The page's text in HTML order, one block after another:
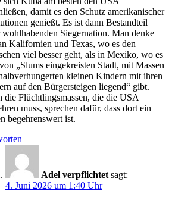
damit es den Schutz amerikanischer
genießt. Es ist dann Bestandteil
wohlhabenden Siegernation. Man denke
Kalifornien und Texas, wo es den
viel besser geht, als in Mexiko, wo es
„Slums eingekreisten Stadt, mit Massen
kleinen Kindern mit ihren
auf den Bürgersteigen liegend“ gibt.
die Flüchtlingsmassen, die die USA
muss, sprechen dafür, dass dort ein
begehrenswert ist.
Adel verpflichtet sagt:
4. Juni 2026 um 1:40 Uhr